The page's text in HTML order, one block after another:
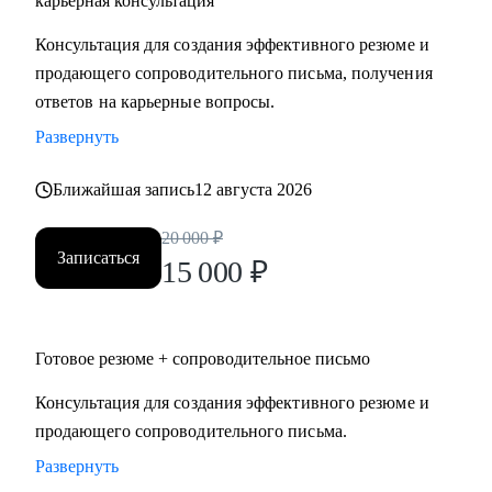
сферах:
• Продаж и работы с клиентами (B2B, B2C, B2G, E-
commerce)
• Финансов
• Образования/Ed-tech
• Маркетинга
• Закупок/Логистики.
Консультация для создания эффективного резюме и
продающего сопроводительного письма, получения
ответов на карьерные вопросы.
Развернуть
Ближайшая запись12 августа 2026
Записаться
20 000 ₽
15 000 ₽
Готовое резюме + сопроводительное письмо
Консультация для создания эффективного резюме и
продающего сопроводительного письма.
Развернуть